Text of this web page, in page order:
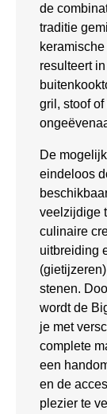
de
traditie
resulteert
gril, stoof
De
eindeloos
veelzijdige
culinaire
uitbreiding
stenen.
wordt de
je met
complete
een
en de
plezier te